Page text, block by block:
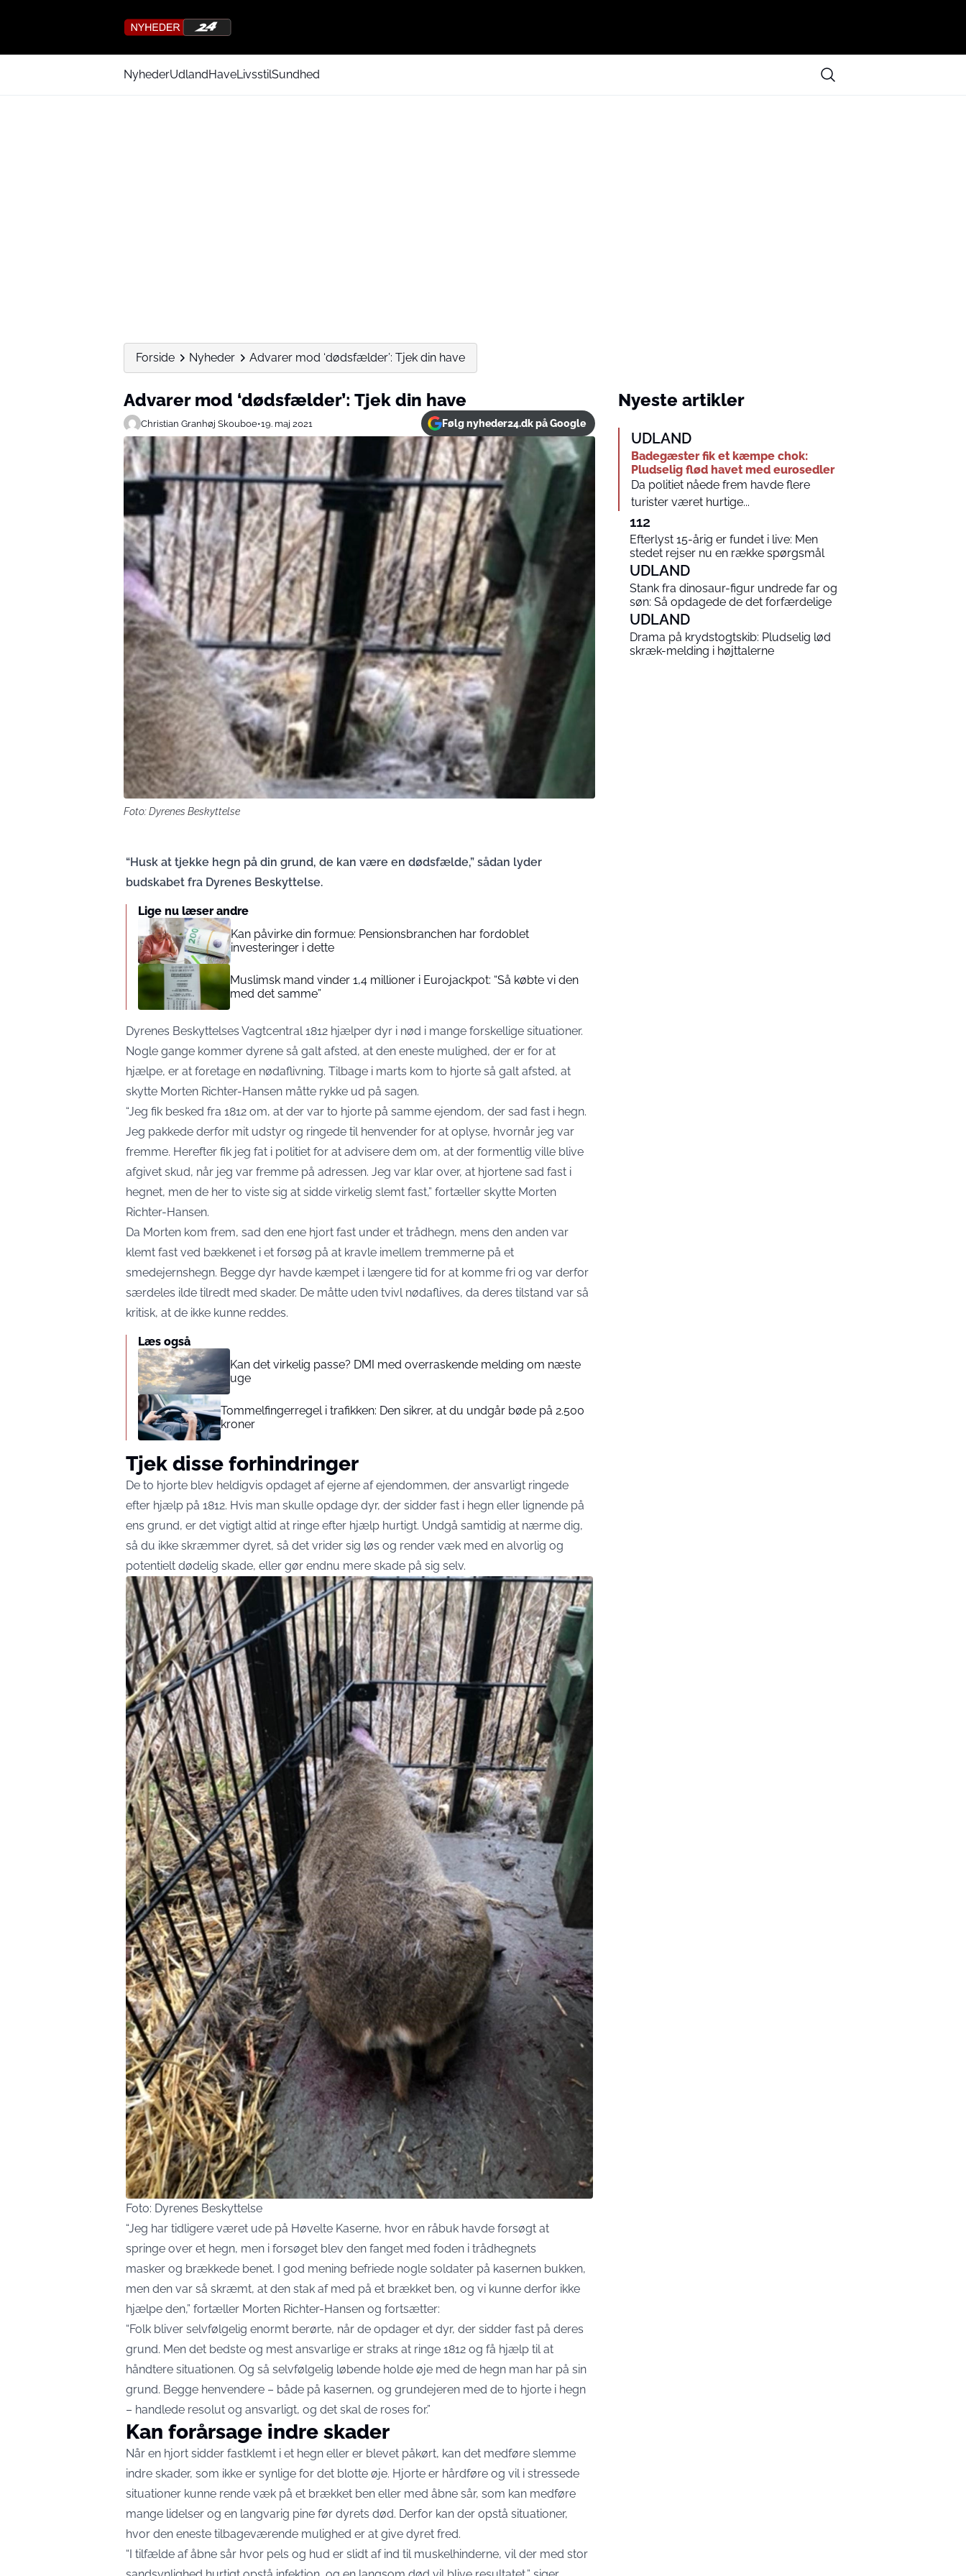
NyhederUdlandHaveLivsstilSundhed
Forside Nyheder Advarer mod ‘dødsfælder’: Tjek din have
Advarer mod ‘dødsfælder’: Tjek din have
Christian Granhøj Skouboe•19. maj 2021 Følg nyheder24.dk på Google
Foto: Dyrenes Beskyttelse
“Husk at tjekke hegn på din grund, de kan være en dødsfælde,” sådan lyder
budskabet fra Dyrenes Beskyttelse.
Lige nu læser andre
Kan påvirke din formue: Pensionsbranchen har fordoblet
investeringer i dette
Muslimsk mand vinder 1,4 millioner i Eurojackpot: “Så købte vi den
med det samme”
Dyrenes Beskyttelses Vagtcentral 1812 hjælper dyr i nød i mange forskellige situationer.
Nogle gange kommer dyrene så galt afsted, at den eneste mulighed, der er for at
hjælpe, er at foretage en nødaflivning. Tilbage i marts kom to hjorte så galt afsted, at
skytte Morten Richter-Hansen måtte rykke ud på sagen.
“Jeg fik besked fra 1812 om, at der var to hjorte på samme ejendom, der sad fast i hegn.
Jeg pakkede derfor mit udstyr og ringede til henvender for at oplyse, hvornår jeg var
fremme. Herefter fik jeg fat i politiet for at advisere dem om, at der formentlig ville blive
afgivet skud, når jeg var fremme på adressen. Jeg var klar over, at hjortene sad fast i
hegnet, men de her to viste sig at sidde virkelig slemt fast,” fortæller skytte Morten
Richter-Hansen.
Da Morten kom frem, sad den ene hjort fast under et trådhegn, mens den anden var
klemt fast ved bækkenet i et forsøg på at kravle imellem tremmerne på et
smedejernshegn. Begge dyr havde kæmpet i længere tid for at komme fri og var derfor
særdeles ilde tilredt med skader. De måtte uden tvivl nødaflives, da deres tilstand var så
kritisk, at de ikke kunne reddes.
Læs også
Kan det virkelig passe? DMI med overraskende melding om næste
uge
Tommelfingerregel i trafikken: Den sikrer, at du undgår bøde på 2.500
kroner
Tjek disse forhindringer
De to hjorte blev heldigvis opdaget af ejerne af ejendommen, der ansvarligt ringede
efter hjælp på 1812. Hvis man skulle opdage dyr, der sidder fast i hegn eller lignende på
ens grund, er det vigtigt altid at ringe efter hjælp hurtigt. Undgå samtidig at nærme dig,
så du ikke skræmmer dyret, så det vrider sig løs og render væk med en alvorlig og
potentielt dødelig skade, eller gør endnu mere skade på sig selv.
Foto: Dyrenes Beskyttelse
“Jeg har tidligere været ude på Høvelte Kaserne, hvor en råbuk havde forsøgt at
springe over et hegn, men i forsøget blev den fanget med foden i trådhegnets
masker og brækkede benet. I god mening befriede nogle soldater på kasernen bukken,
men den var så skræmt, at den stak af med på et brækket ben, og vi kunne derfor ikke
hjælpe den,” fortæller Morten Richter-Hansen og fortsætter:
“Folk bliver selvfølgelig enormt berørte, når de opdager et dyr, der sidder fast på deres
grund. Men det bedste og mest ansvarlige er straks at ringe 1812 og få hjælp til at
håndtere situationen. Og så selvfølgelig løbende holde øje med de hegn man har på sin
grund. Begge henvendere – både på kasernen, og grundejeren med de to hjorte i hegn
– handlede resolut og ansvarligt, og det skal de roses for.”
Kan forårsage indre skader
Når en hjort sidder fastklemt i et hegn eller er blevet påkørt, kan det medføre slemme
indre skader, som ikke er synlige for det blotte øje. Hjorte er hårdføre og vil i stressede
situationer kunne rende væk på et brækket ben eller med åbne sår, som kan medføre
mange lidelser og en langvarig pine før dyrets død. Derfor kan der opstå situationer,
hvor den eneste tilbageværende mulighed er at give dyret fred.
“I tilfælde af åbne sår hvor pels og hud er slidt af ind til muskelhinderne, vil der med stor
Nyeste artikler
UDLAND
Badegæster fik et kæmpe chok:
Pludselig flød havet med eurosedler
Da politiet nåede frem havde flere
turister været hurtige...
112
Efterlyst 15-årig er fundet i live: Men
stedet rejser nu en række spørgsmål
UDLAND
Stank fra dinosaur-figur undrede far og
søn: Så opdagede de det forfærdelige
UDLAND
Drama på krydstogtskib: Pludselig lød
skræk-melding i højttalerne